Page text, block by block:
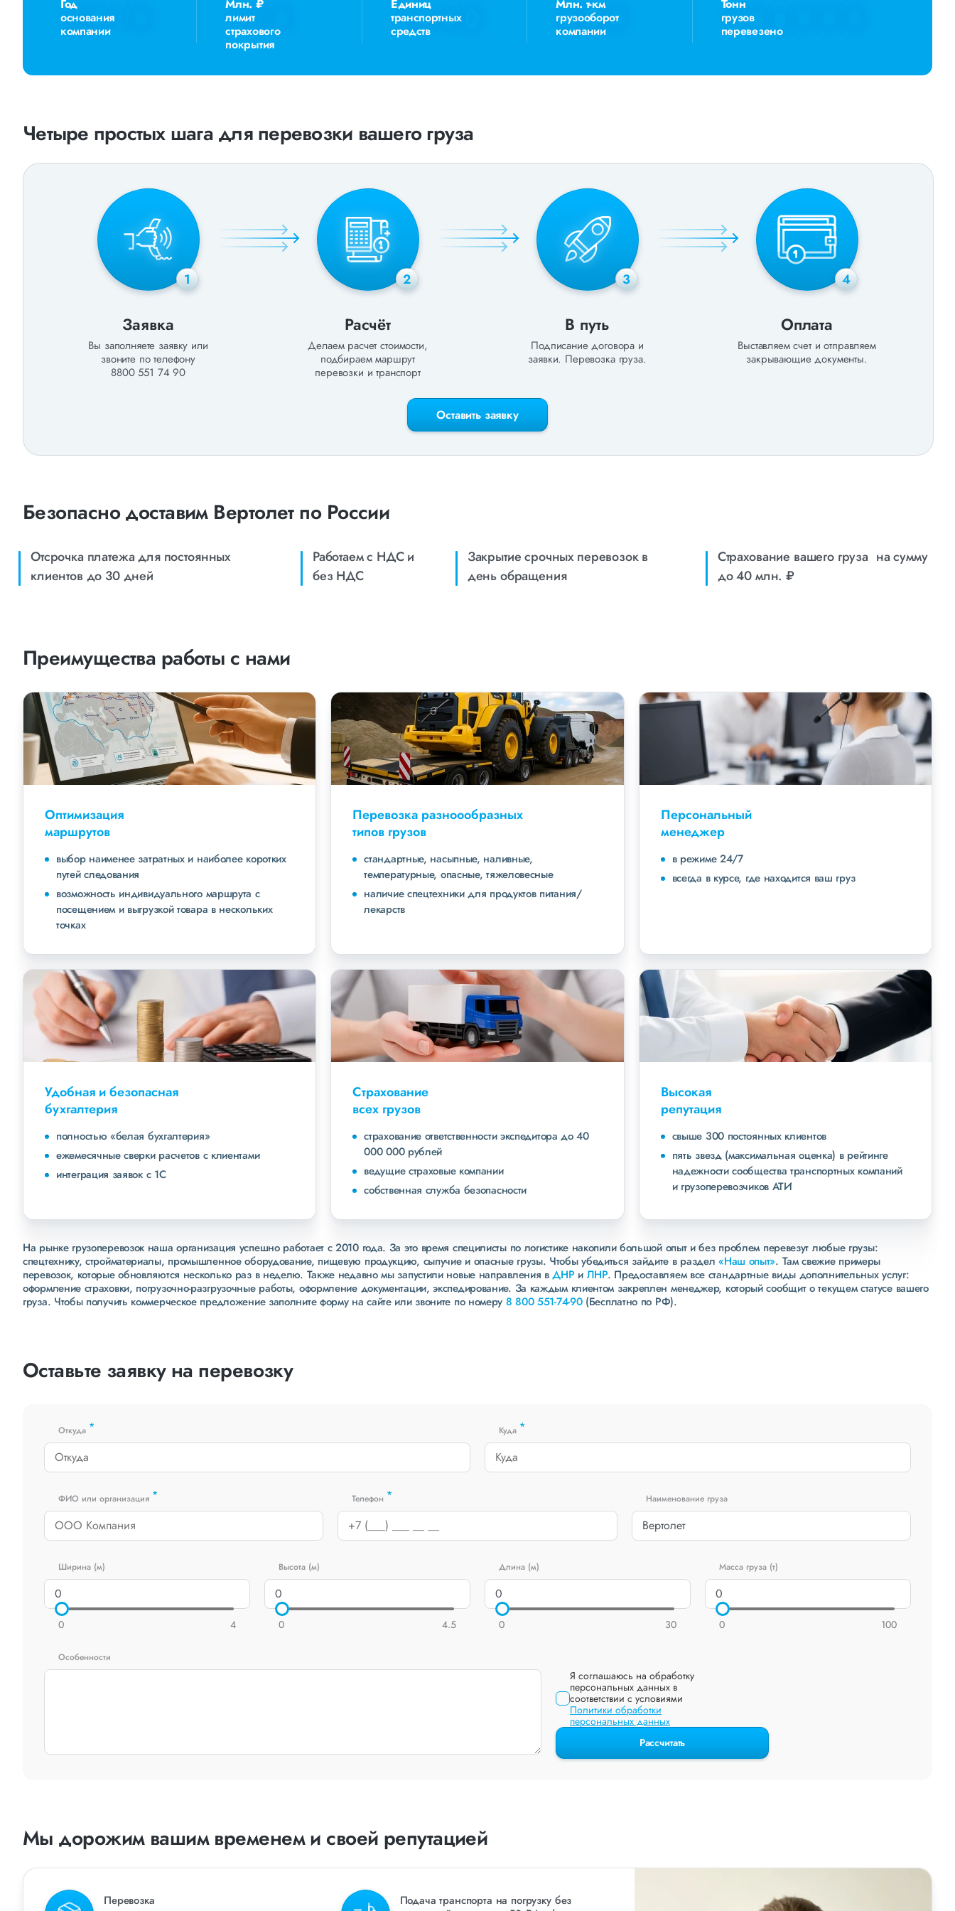
Год
основания
компании
Млн. ₽
лимит
страхового
покрытия
Единиц
транспортных
средств
Млн. т-км
грузооборот
компании
Тонн
грузов
перевезено
Четыре простых шага для перевозки вашего груза
1
Заявка
Вы заполняете заявку или
звоните по телефону
8800 551 74 90
2
Расчёт
Делаем расчет стоимости,
подбираем маршрут
перевозки и транспорт
3
В путь
Подписание договора и
заявки. Перевозка груза.
4
Оплата
Выставляем счет и отправляем
закрывающие документы.
Оставить заявку
Безопасно доставим Вертолет по России
Отсрочка платежа для постоянных
клиентов до 30 дней
Работаем с НДС и
без НДС
Закрытие срочных перевозок в
день обращения
Страхование вашего груза на сумму
до 40 млн. ₽
Преимущества работы с нами
Оптимизация
маршрутов
выбор наименее затратных и наиболее коротких
путей следования
возможность индивидуального маршрута с
посещением и выгрузкой товара в нескольких
точках
Перевозка разноообразных
типов грузов
стандартные, насыпные, наливные,
температурные, опасные, тяжеловесные
наличие спецтехники для продуктов питания/
лекарств
Персональный
менеджер
в режиме 24/7
всегда в курсе, где находится ваш груз
Удобная и безопасная
бухгалтерия
полностью «белая бухгалтерия»
ежемесячные сверки расчетов с клиентами
интеграция заявок с 1С
Страхование
всех грузов
страхование ответственности экспедитора до 40
000 000 рублей
ведущие страховые компании
собственная служба безопасности
Высокая
репутация
свыше 300 постоянных клиентов
пять звезд (максимальная оценка) в рейтинге
надежности сообщества транспортных компаний
и грузоперевозчиков АТИ
На рынке грузоперевозок наша организация успешно работает с 2010 года. За это время специлисты по логистике накопили большой опыт и без проблем перевезут любые грузы:
спецтехнику, стройматериалы, промышленное оборудование, пищевую продукцию, сыпучие и опасные грузы. Чтобы убедиться зайдите в раздел«Наш опыт». Там свежие примеры
перевозок, которые обновляются несколько раз в неделю. Также недавно мы запустили новые направления вДНР и ЛНР. Предоставляем все стандартные виды дополнительных услуг:
оформление страховки, погрузочно-разгрузочные работы, оформление документации, экспедирование. За каждым клиентом закреплен менеджер, который сообщит о текущем статусе вашего
груза. Чтобы получить коммерческое предложение заполните форму на сайте или звоните по номеру 8 800 551-74-90(Бесплатно по РФ).
Оставьте заявку на перевозку
Откуда * Куда *
ФИО или организация * Телефон * Наименование груза
Ширина (м)
0 4
Высота (м)
0 4.5
Длина (м)
0 30
Масса груза (т)
0 100
Особенности
Я соглашаюсь на обработку
персональных данных в
соответствии с условиями
Политики обработки
персональных данных
Рассчитать
Мы дорожим вашим временем и своей репутацией
Перевозка
Подача транспорта на погрузку без